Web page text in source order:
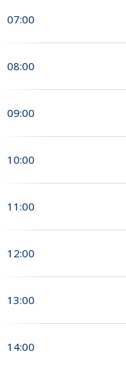
07:00
08:00
09:00
10:00
11:00
12:00
13:00
14:00